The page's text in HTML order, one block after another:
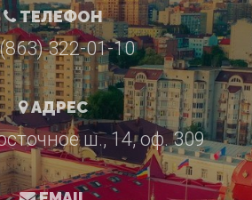
ТЕЛЕФОН
322-01-10
АДРЕС
ш., 14, оф. 309